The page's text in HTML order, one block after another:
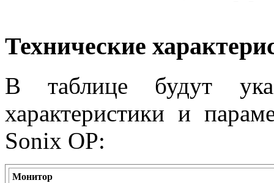
Технические
В таблице будут
характеристики и
Sonix OP:
Монитор